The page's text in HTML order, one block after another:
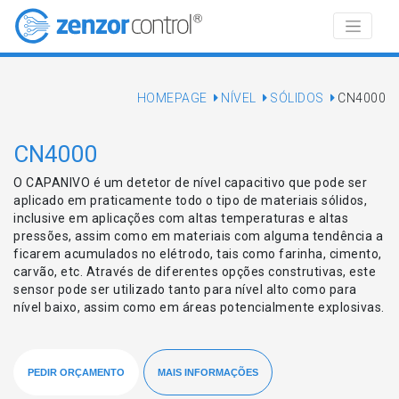
HOMEPAGE NÍVEL SÓLIDOS CN4000
CN4000
O CAPANIVO é um detetor de nível capacitivo que pode ser
aplicado em praticamente todo o tipo de materiais sólidos,
inclusive em aplicações com altas temperaturas e altas
pressões, assim como em materiais com alguma tendência a
ficarem acumulados no elétrodo, tais como farinha, cimento,
carvão, etc. Através de diferentes opções construtivas, este
sensor pode ser utilizado tanto para nível alto como para
nível baixo, assim como em áreas potencialmente explosivas.
PEDIR ORÇAMENTO MAIS INFORMAÇÕES